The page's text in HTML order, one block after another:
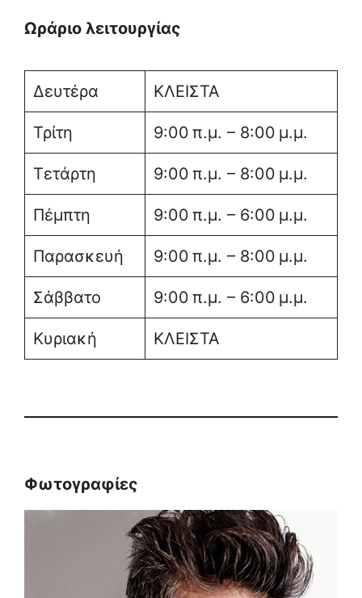
Ωράριο λειτουργίας
Δευτέρα ΚΛΕΙΣΤΑ
Τρίτη 9:00 π.μ. – 8:00 μ.μ.
Τετάρτη 9:00 π.μ. – 8:00 μ.μ.
Πέμπτη 9:00 π.μ. – 6:00 μ.μ.
Παρασκευή 9:00 π.μ. – 8:00 μ.μ.
Σάββατο 9:00 π.μ. – 6:00 μ.μ.
Κυριακή ΚΛΕΙΣΤΑ
Φωτογραφίες